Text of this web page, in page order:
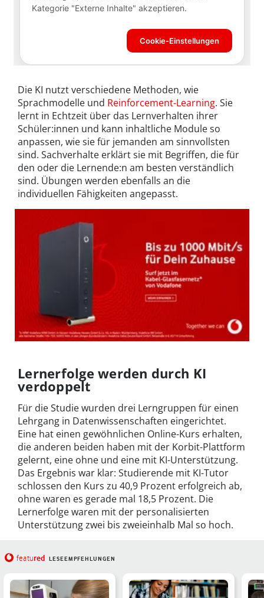
Die KI nutzt verschiedene Methoden, wie
Sprachmodelle und Reinforcement-Learning. Sie
lernt in Echtzeit über das Lernverhalten ihrer
Schüler:innen und kann inhaltliche Module so
anpassen, wie sie für jemanden am sinnvollsten
sind. Sachverhalte erklärt sie mit Begriffen, die für
den oder die Lernende:n am besten verständlich
sind. Übungen werden ebenfalls an die
individuellen Fähigkeiten angepasst.
Lernerfolge werden durch KI
verdoppelt
Für die Studie wurden drei Lerngruppen für einen
Lehrgang in Datenwissenschaften eingerichtet.
Eine hat einen gewöhnlichen Online-Kurs erhalten,
die anderen beiden haben mit der Korbit-Plattform
gelernt, eine ohne und eine mit KI-Unterstützung.
Das Ergebnis war klar: Studierende mit KI-Tutor
schlossen den Kurs zu 40,9 Prozent erfolgreich ab,
ohne waren es gerade mal 18,5 Prozent. Die
Lernerfolge waren mit der personalisierten
Unterstützung zwei bis zweieinhalb Mal so hoch.
featured LESEEMPFEHLUNGEN